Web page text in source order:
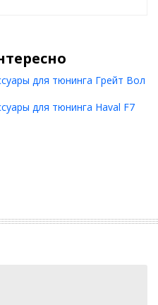
для тюнинга Грейт Вол
для тюнинга Haval F7